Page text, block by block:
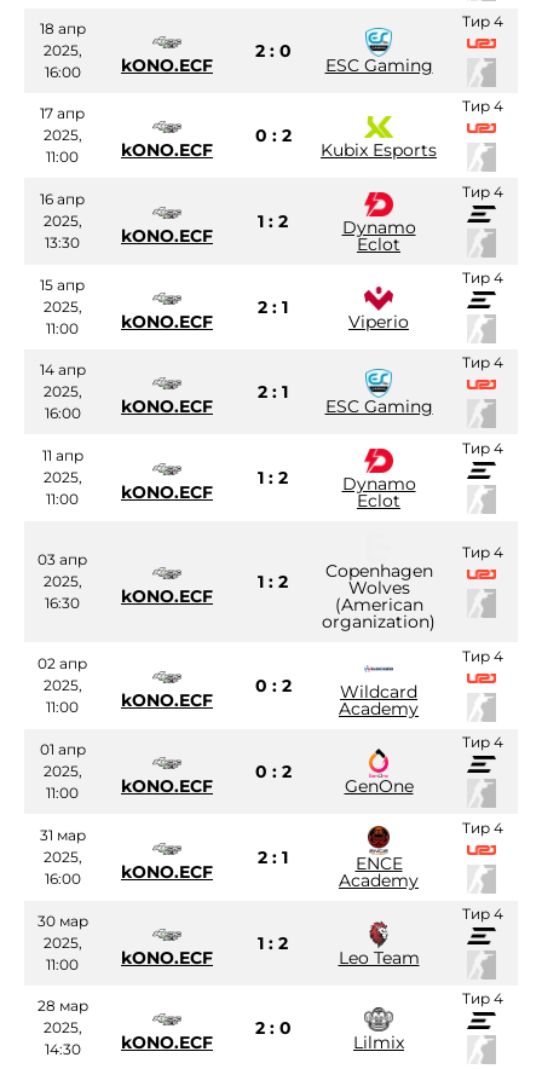
18 апр
2025,
16:00
kONO.ECF
2 : 0
ESC Gaming
Тир 4
17 апр
2025,
11:00
kONO.ECF
0 : 2
Kubix Esports
Тир 4
16 апр
2025,
13:30
kONO.ECF
1 : 2 Dynamo
Eclot
Тир 4
15 апр
2025,
11:00
kONO.ECF
2 : 1
Viperio
Тир 4
14 апр
2025,
16:00
kONO.ECF
2 : 1
ESC Gaming
Тир 4
11 апр
2025,
11:00
kONO.ECF
1 : 2 Dynamo
Eclot
Тир 4
03 апр
2025,
16:30
kONO.ECF
1 : 2 Copenhagen
Wolves
(American
organization)
Тир 4
02 апр
2025,
11:00
kONO.ECF
0 : 2 Wildcard
Academy
Тир 4
01 апр
2025,
11:00
kONO.ECF
0 : 2
GenOne
Тир 4
31 мар
2025,
16:00
kONO.ECF
2 : 1 ENCE
Academy
Тир 4
30 мар
2025,
11:00
kONO.ECF
1 : 2
Leo Team
Тир 4
28 мар
2025,
14:30
kONO.ECF
2 : 0
Lilmix
Тир 4